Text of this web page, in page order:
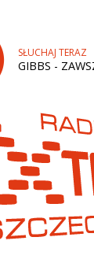
SŁUCHAJ TERAZ
GIBBS -